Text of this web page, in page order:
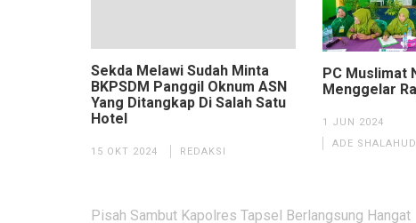
Sekda Melawi Sudah Minta
BKPSDM Panggil Oknum ASN
Yang Ditangkap Di Salah Satu
Hotel
15 OKT 2024 REDAKSI
PC Muslimat
Menggelar
1 JUN 2024
ADE
Navigasi
Pisah Sambut Kapolres Tapsel Berlangsung Hangat